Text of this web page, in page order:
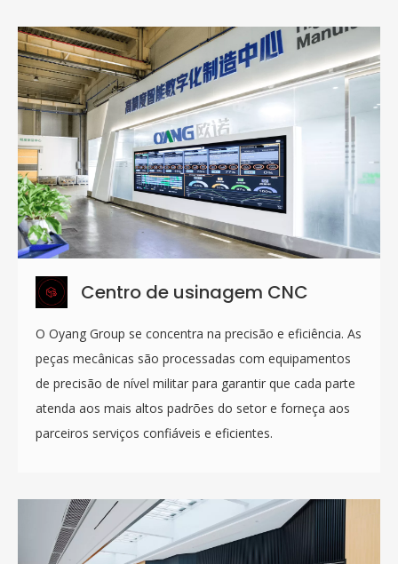
Centro de usinagem CNC
O Oyang Group se concentra na precisão e eficiência. As
peças mecânicas são processadas com equipamentos
de precisão de nível militar para garantir que cada parte
atenda aos mais altos padrões do setor e forneça aos
parceiros serviços confiáveis ​​e eficientes.